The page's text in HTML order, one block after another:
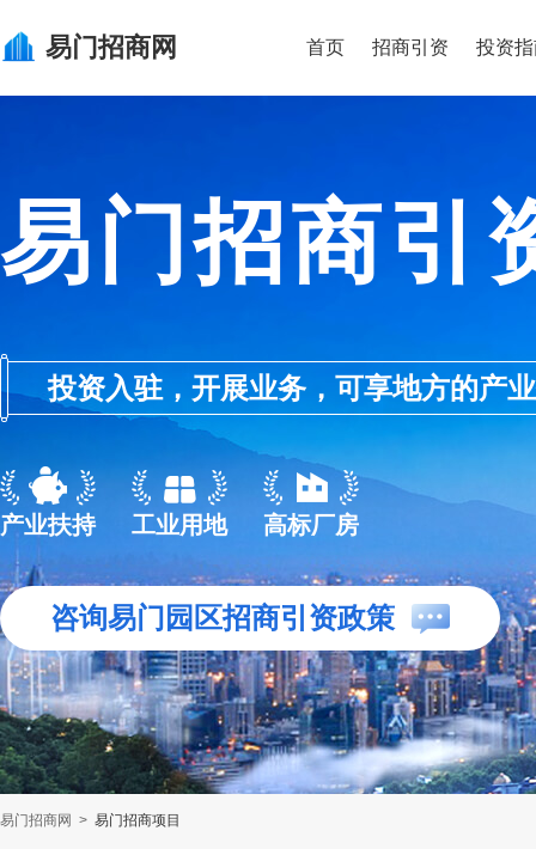
易门招商网 首页 招商引资 投资
易门招商引
投资入驻，开展业务，可享地方的产
产业扶持 工业用地 高标厂房
咨询易门园区招商引资政策
易门招商网 > 易门招商项目